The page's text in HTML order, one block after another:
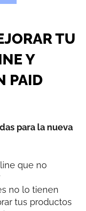
TU
Y
PAID
para la nueva
que no
no lo tienen
tus productos